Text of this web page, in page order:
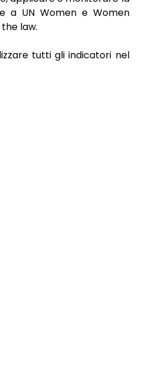
a UN Women e Women
law.
tutti gli indicatori nel